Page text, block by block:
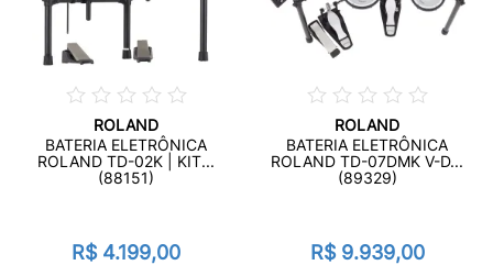
ROLAND
BATERIA ELETRÔNICA
ROLAND TD-02K | KIT...
(88151)
R$ 4.199,00
ROLAND
BATERIA ELETRÔNICA
ROLAND TD-07DMK V-D...
(89329)
R$ 9.939,00